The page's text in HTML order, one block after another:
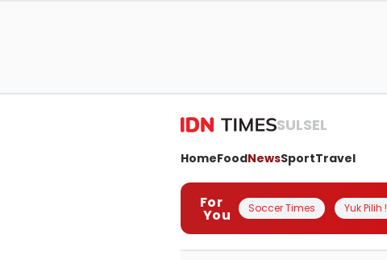
SULSEL
HomeFoodNewsSportTravel
For
You Soccer Times Yuk Pilih !